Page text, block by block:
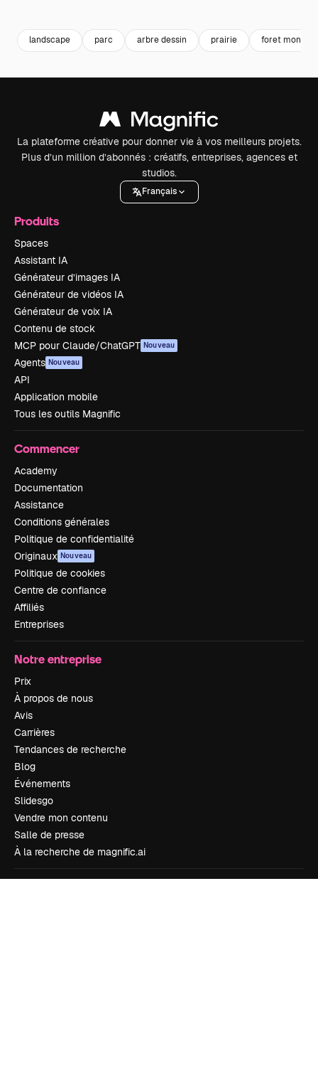
landscape parc arbre dessin prairie foret
La plateforme créative pour donner vie à vos meilleurs projets.
Plus d’un million d’abonnés : créatifs, entreprises, agences et
studios.
Français
Produits
Spaces
Assistant IA
Générateur d’images IA
Générateur de vidéos IA
Générateur de voix IA
Contenu de stock
MCP pour Claude/ChatGPT Nouveau
Agents Nouveau
API
Application mobile
Tous les outils Magnific
Commencer
Academy
Documentation
Assistance
Conditions générales
Politique de confidentialité
Originaux Nouveau
Politique de cookies
Centre de confiance
Affiliés
Entreprises
Notre entreprise
Prix
À propos de nous
Avis
Carrières
Tendances de recherche
Blog
Événements
Slidesgo
Vendre mon contenu
Salle de presse
À la recherche de magnific.ai